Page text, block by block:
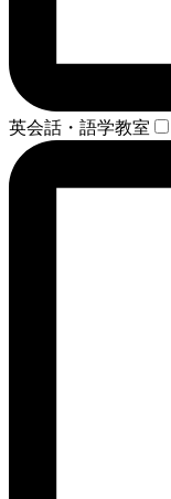
英会話・語学教室